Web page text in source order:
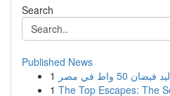
Search
Published News
1
50 واط في مصر
1 The Top Escapes: The